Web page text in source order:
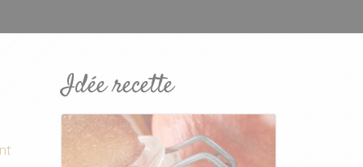
Idée recette